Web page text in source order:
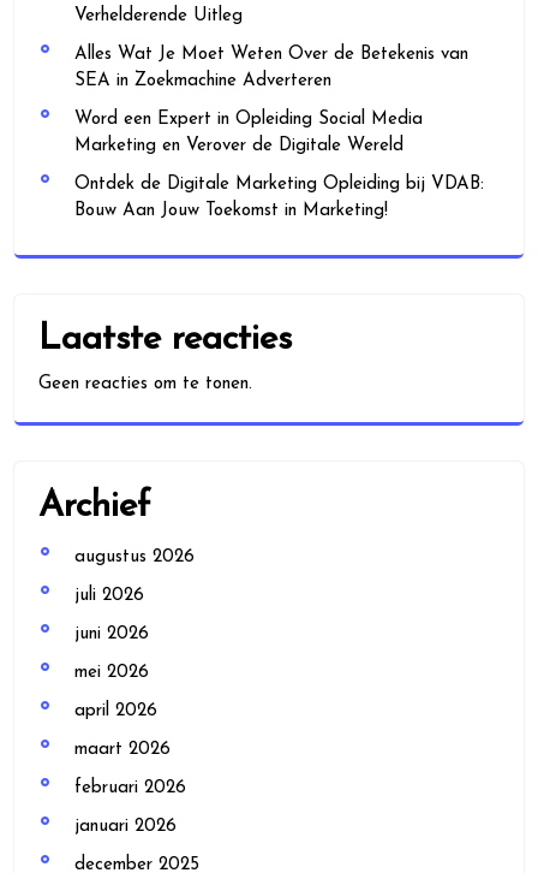
Verhelderende Uitleg
Alles Wat Je Moet Weten Over de Betekenis van
SEA in Zoekmachine Adverteren
Word een Expert in Opleiding Social Media
Marketing en Verover de Digitale Wereld
Ontdek de Digitale Marketing Opleiding bij VDAB:
Bouw Aan Jouw Toekomst in Marketing!
Laatste reacties
Geen reacties om te tonen.
Archief
augustus 2026
juli 2026
juni 2026
mei 2026
april 2026
maart 2026
februari 2026
januari 2026
december 2025